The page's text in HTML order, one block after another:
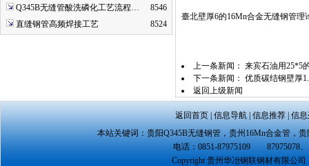
Q345B无缝管酸洗磷化工艺流程…
8546
直缝钢管高频焊接工艺
8524
臺北壁厚6的16Mn合金无缝钢管理
上一条新闻： 来宾石油用25*5
下一条新闻： 优质碳结钢壁厚
返回上级新闻
返回首页 信息导航 信息推荐 信
本站关键词： 贵阳Q345B无缝钢管 ， 贵州16Mn合金管 ， 贵
电话：0851-87975109 87975078、
Copyright 贵州华冶钢联钢材有限公